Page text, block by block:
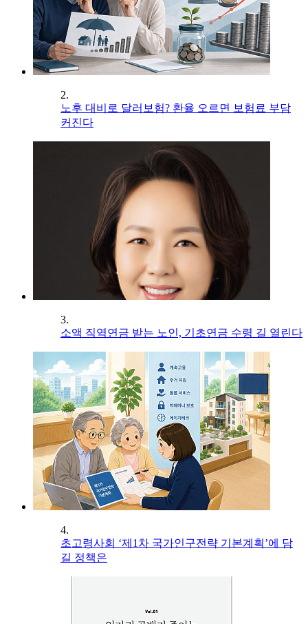
2.
노후 대비로 달러보험? 환율 오르면 보험료 부담
커진다
3.
소액 직역연금 받는 노인, 기초연금 수령 길 열린다
4.
초고령사회 ‘제1차 국가인구전략 기본계획’에 담
길 정책은